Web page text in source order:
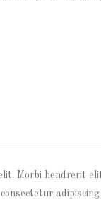
Morbi hendrerit